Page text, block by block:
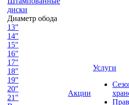
диски
Диаметр обода
13"
14"
15"
16"
17"
18"
19"
20"
21"
Акции
Услуги